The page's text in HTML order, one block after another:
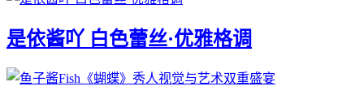
是依酱吖 白色蕾丝·优雅格调